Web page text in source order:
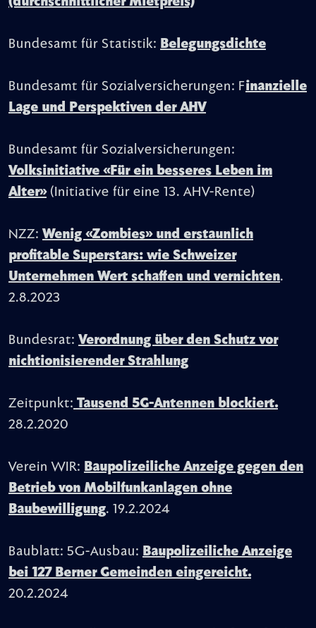
Bundesamt für Statistik: Belegungsdichte
Bundesamt für Sozialversicherungen: Finanzielle
Lage und Perspektiven der AHV
Bundesamt für Sozialversicherungen:
Volksinitiative «Für ein besseres Leben im
Alter»(Initiative für eine 13. AHV-Rente)
NZZ: Wenig «Zombies» und erstaunlich
profitable Superstars: wie Schweizer
Unternehmen Wert schaffen und vernichten.
2.8.2023
Bundesrat: Verordnung über den Schutz vor
nichtionisierender Strahlung
Zeitpunkt: Tausend 5G-Antennen blockiert.
28.2.2020
Verein WIR: Baupolizeiliche Anzeige gegen den
Betrieb von Mobilfunkanlagen ohne
Baubewilligung. 19.2.2024
Baublatt: 5G-Ausbau: Baupolizeiliche Anzeige
bei 127 Berner Gemeinden eingereicht.
20.2.2024